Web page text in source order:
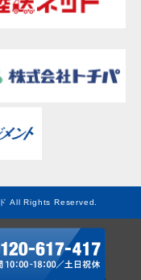
All Rights Reserved.